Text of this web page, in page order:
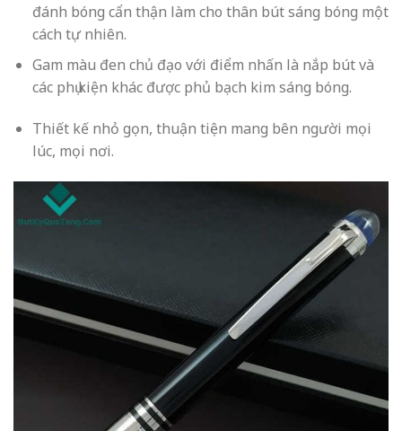
đánh bóng cẩn thận làm cho thân bút sáng bóng một
cách tự nhiên.
Gam màu đen chủ đạo với điểm nhấn là nắp bút và
các phụ kiện khác được phủ bạch kim sáng bóng.
Thiết kế nhỏ gọn, thuận tiện mang bên người mọi
lúc, mọi nơi.